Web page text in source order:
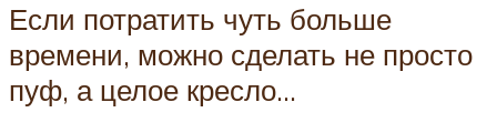
Если потратить чуть больше
времени, можно сделать не просто
пуф, а целое кресло…